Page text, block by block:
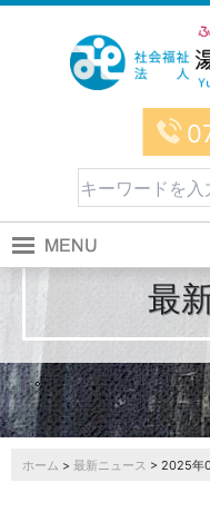
最
ホーム > 最新ニュース > 2025年